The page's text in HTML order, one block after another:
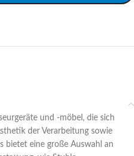
und -möbel, die sich
der Verarbeitung sowie
bietet eine große Auswahl an